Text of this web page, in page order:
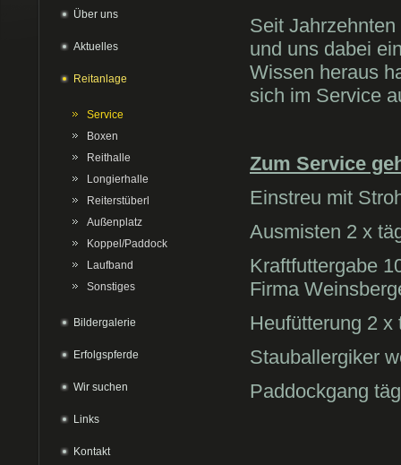
Über uns
Aktuelles
Reitanlage
Service
Boxen
Reithalle
Longierhalle
Reiterstüberl
Außenplatz
Koppel/Paddock
Laufband
Sonstiges
Bildergalerie
Erfolgspferde
Wir suchen
Links
Kontakt
Seit
und uns dabei
Wissen heraus
sich im Service
Zum Service
Einstreu mit
Ausmisten 2 x
Kraftfuttergabe
Firma
Heufütterung 2 x
Stauballergiker
Paddockgang